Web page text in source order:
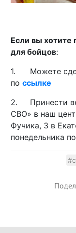
Если вы хотите
для бойцов:
1.
Можете
поссылке
2.
Принести
СВО» в наш
Фучика, 3 в
понедельника